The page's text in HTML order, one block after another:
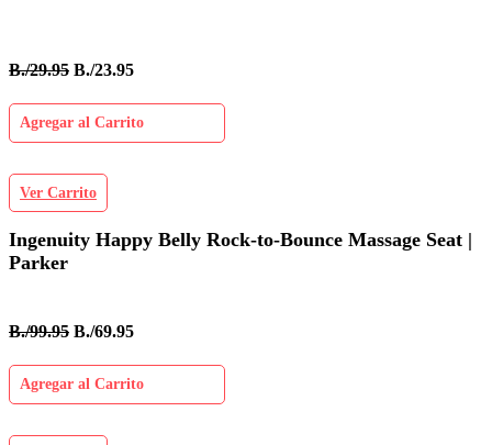
B./29.95 B./23.95
Agregar al Carrito
Ver Carrito
Ingenuity Happy Belly Rock-to-Bounce Massage Seat |
Parker
B./99.95 B./69.95
Agregar al Carrito